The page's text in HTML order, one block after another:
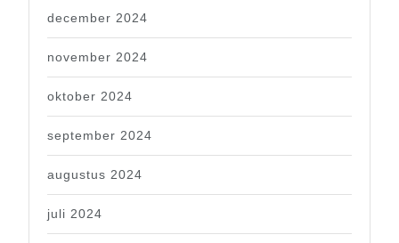
december 2024
november 2024
oktober 2024
september 2024
augustus 2024
juli 2024